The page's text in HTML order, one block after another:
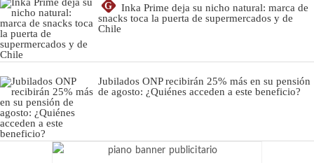
G
Inka Prime deja su nicho natural: marca de
snacks toca la puerta de supermercados y de
Chile
Jubilados ONP recibirán 25% más en su pensión
de agosto: ¿Quiénes acceden a este beneficio?